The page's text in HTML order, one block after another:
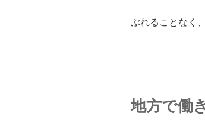
ぶれることなく
地方で働